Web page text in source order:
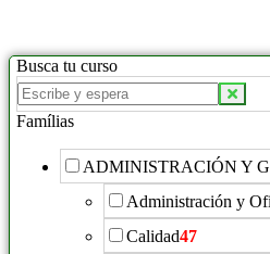
Busca tu curso
Buscar
productos:
Famílias
ADMINISTRACIÓN Y
Administración y
Calidad47